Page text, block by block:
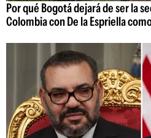
Por qué Bogotá dejará de ser la
Colombia con De la Espriella